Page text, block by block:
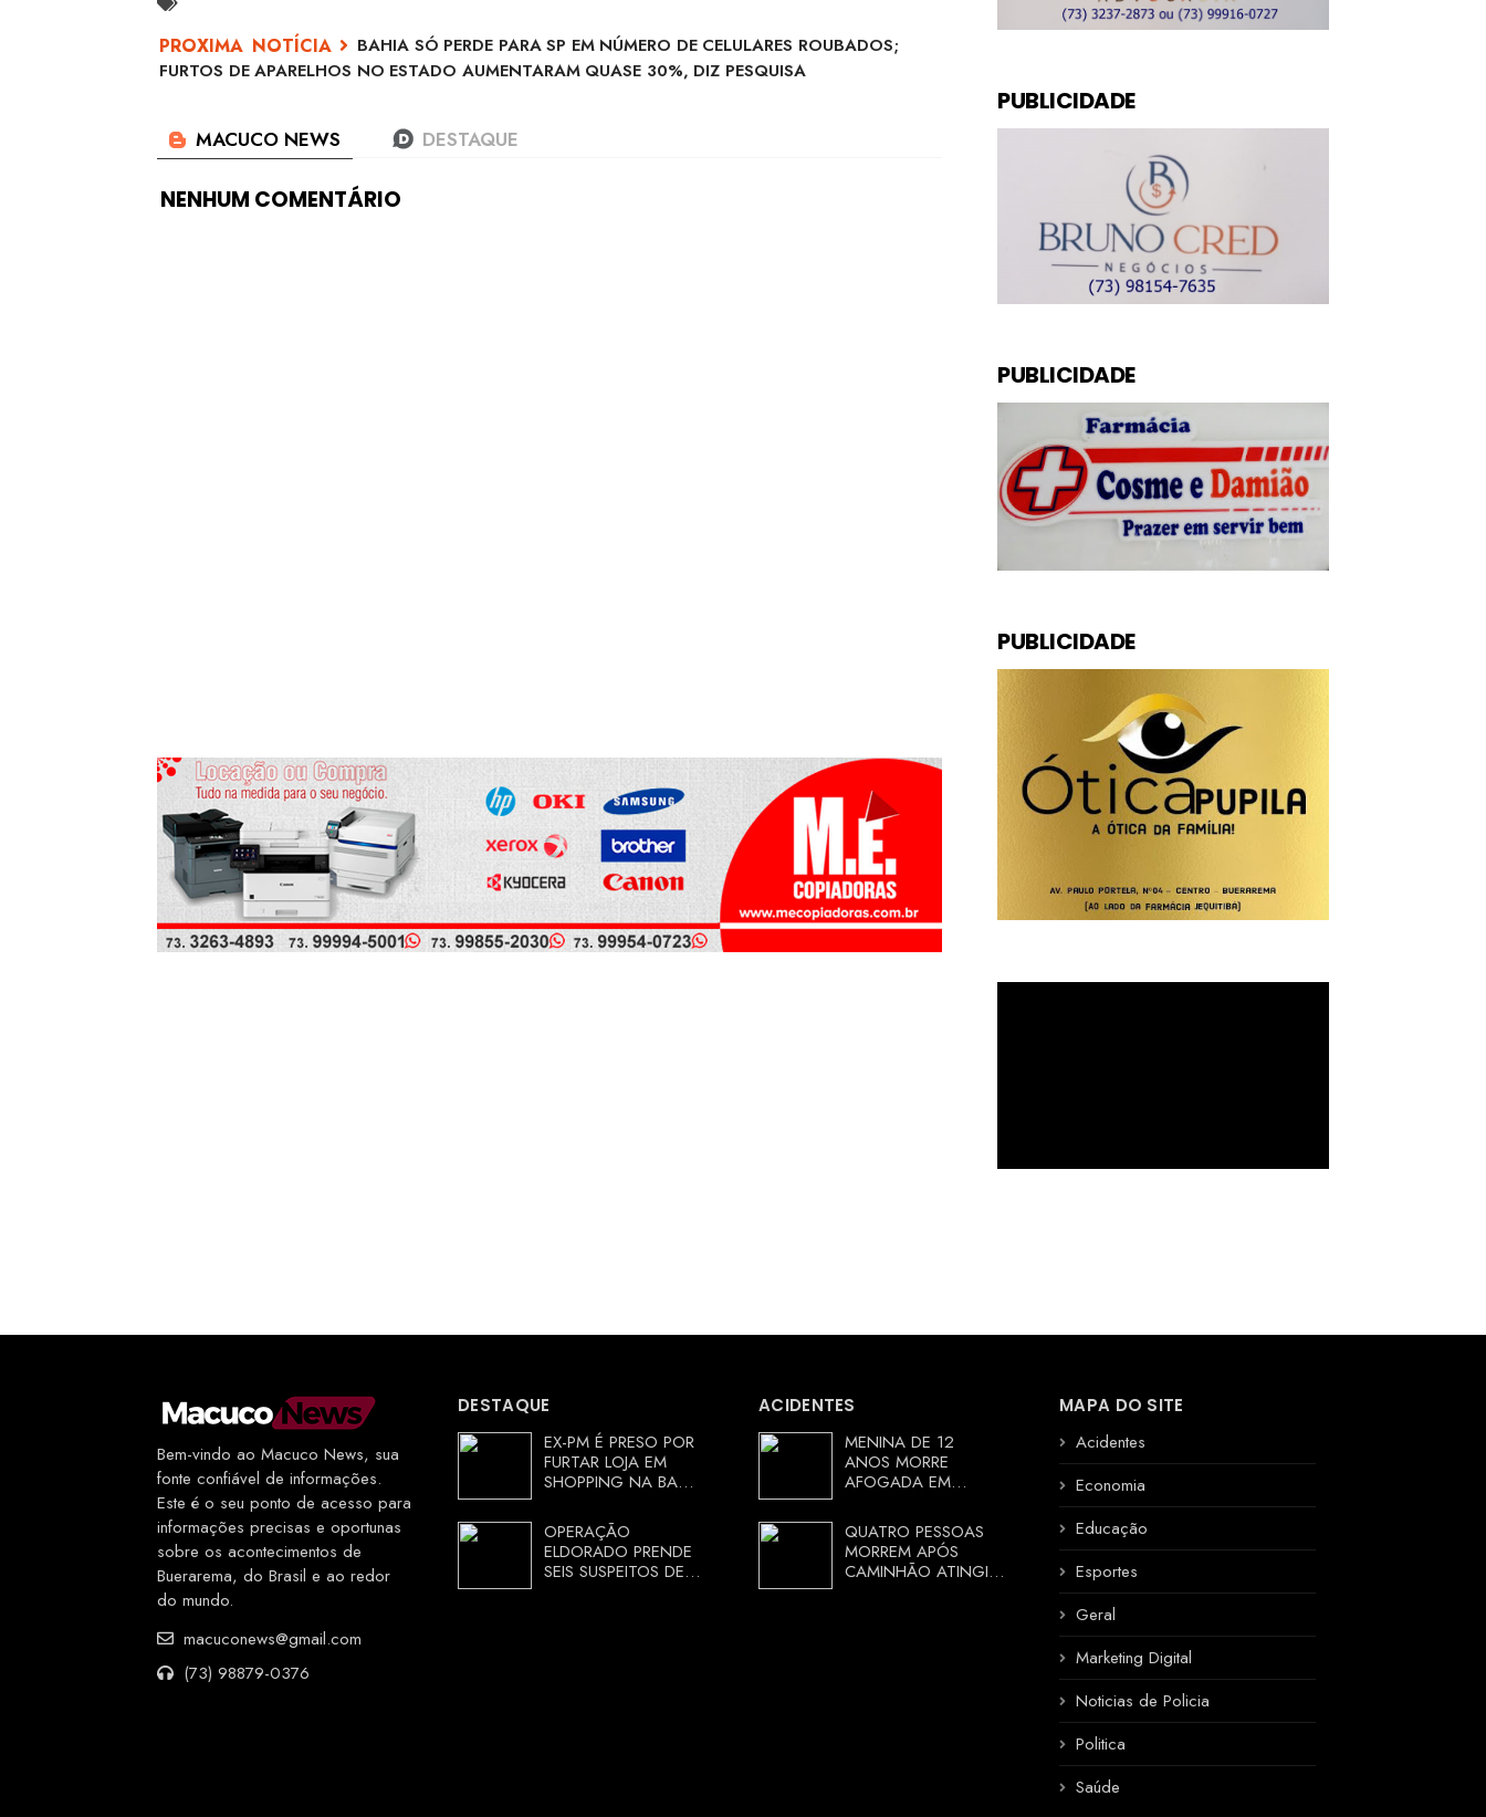
BAHIA SÓ PERDE PARA SP EM NÚMERO DE CELULARES ROUBADOS;
FURTOS DE APARELHOS NO ESTADO AUMENTARAM QUASE 30%, DIZ PESQUISA
NENHUM COMENTÁRIO
PUBLICIDADE
PUBLICIDADE
PUBLICIDADE
Bem-vindo ao Macuco News, sua
fonte confiável de informações.
Este é o seu ponto de acesso para
informações precisas e oportunas
sobre os acontecimentos de
Buerarema, do Brasil e ao redor
do mundo.
macuconews@gmail.com
(73) 98879-0376
DESTAQUE
EX-PM É PRESO POR
FURTAR LOJA EM
SHOPPING NA BAHIA
CORRENDO DE
DELEGACIA
OPERAÇÃO
ELDORADO PRENDE
SEIS SUSPEITOS DE
ACIDENTES
MENINA DE 12
ANOS MORRE
AFOGADA EM
RURAL DE ARACI,
BAHIA; POLÍCIA
INVESTIGA
CIRCUNSTÂNCIAS
QUATRO PESSOAS
MORREM APÓS
CAMINHÃO ATINGIR
MAPA DO SITE
Acidentes
Economia
Educação
Esportes
Geral
Marketing Digital
Noticias de Policia
Politica
Saúde